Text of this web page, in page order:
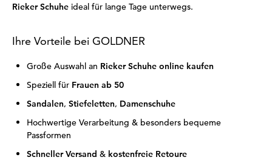
Rieker Schuhe ideal für lange Tage unterwegs.
Ihre Vorteile bei GOLDNER
Große Auswahl an Rieker Schuhe online kaufen
Speziell für Frauen ab 50
Sandalen, Stiefeletten, Damenschuhe
Hochwertige Verarbeitung & besonders bequeme
Passformen
Schneller Versand & kostenfreie Retoure